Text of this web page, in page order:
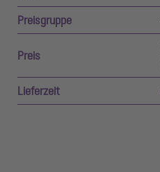
Preisgruppe
Preis
Lieferzeit